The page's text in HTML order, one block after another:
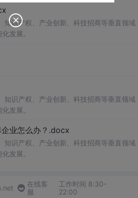
识产权、产业创新、科技招商等垂直领域
发展。
识产权、产业创新、科技招商等垂直领域
发展。
业怎么办？.docx
识产权、产业创新、科技招商等垂直领域
发展。
在线客
服
工作时间 8:30-
22:00